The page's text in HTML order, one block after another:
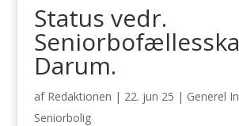
Status vedr.
Darum.
af Redaktionen | 22. jun 25 | Generel
Seniorbolig